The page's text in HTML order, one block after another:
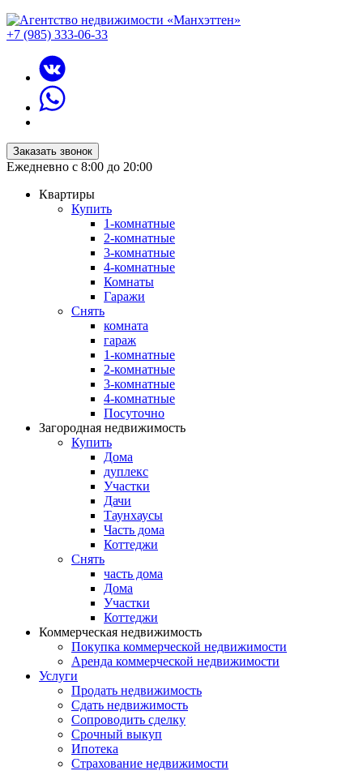
+7 (985) 333-06-33
Заказать звонок
Ежедневно с 8:00 до 20:00
Квартиры
Купить
1-комнатные
2-комнатные
3-комнатные
4-комнатные
Комнаты
Гаражи
Снять
комната
гараж
1-комнатные
2-комнатные
3-комнатные
4-комнатные
Посуточно
Загородная недвижимость
Купить
Дома
дуплекс
Участки
Дачи
Таунхаусы
Часть дома
Коттеджи
Снять
часть дома
Дома
Участки
Коттеджи
Коммерческая недвижимость
Покупка коммерческой недвижимости
Аренда коммерческой недвижимости
Услуги
Продать недвижимость
Сдать недвижимость
Сопроводить сделку
Срочный выкуп
Ипотека
Страхование недвижимости